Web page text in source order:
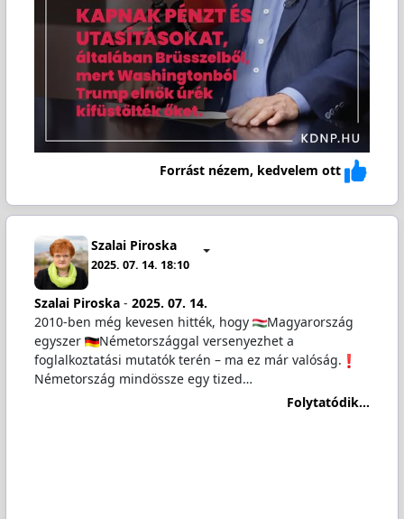
Forrást nézem, kedvelem ott
Szalai Piroska
2025. 07. 14. 18:10
Szalai Piroska- 2025. 07. 14.
2010-ben még kevesen hitték, hogy
Magyarország
egyszer
Németországgal versenyezhet a
foglalkoztatási mutatók terén – ma ez már valóság.
Németország mindössze egy tized…
Folytatódik...